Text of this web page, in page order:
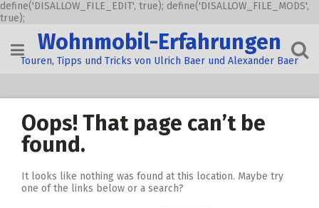
define('DISALLOW_FILE_EDIT', true); define('DISALLOW_FILE_MODS',
true);
content
Wohnmobil-Erfahrungen
Touren, Tipps und Tricks von Ulrich Baer und Alexander Baer
Oops! That page can’t be
found.
It looks like nothing was found at this location. Maybe try
one of the links below or a search?